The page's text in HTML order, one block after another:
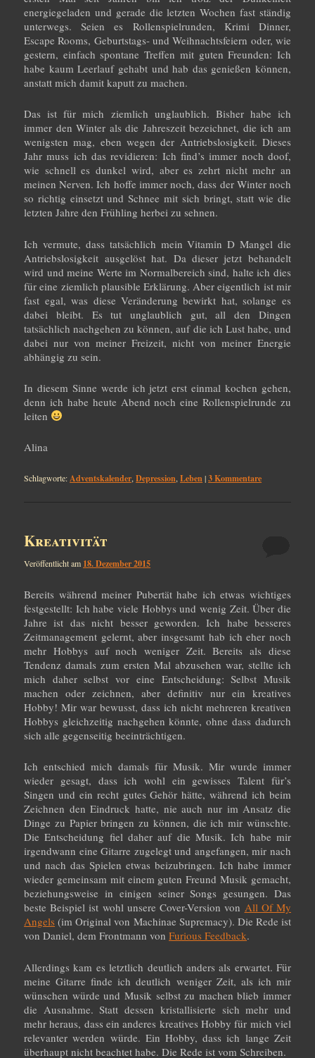
energiegeladen und gerade die letzten Wochen fast ständig
unterwegs. Seien es Rollenspielrunden, Krimi Dinner,
Escape Rooms, Geburtstags- und Weihnachtsfeiern oder, wie
gestern, einfach spontane Treffen mit guten Freunden: Ich
habe kaum Leerlauf gehabt und hab das genießen können,
anstatt mich damit kaputt zu machen.
Das ist für mich ziemlich unglaublich. Bisher habe ich
immer den Winter als die Jahreszeit bezeichnet, die ich am
wenigsten mag, eben wegen der Antriebslosigkeit. Dieses
Jahr muss ich das revidieren: Ich find’s immer noch doof,
wie schnell es dunkel wird, aber es zehrt nicht mehr an
meinen Nerven. Ich hoffe immer noch, dass der Winter noch
so richtig einsetzt und Schnee mit sich bringt, statt wie die
letzten Jahre den Frühling herbei zu sehnen.
Ich vermute, dass tatsächlich mein Vitamin D Mangel die
Antriebslosigkeit ausgelöst hat. Da dieser jetzt behandelt
wird und meine Werte im Normalbereich sind, halte ich dies
für eine ziemlich plausible Erklärung. Aber eigentlich ist mir
fast egal, was diese Veränderung bewirkt hat, solange es
dabei bleibt. Es tut unglaublich gut, all den Dingen
tatsächlich nachgehen zu können, auf die ich Lust habe, und
dabei nur von meiner Freizeit, nicht von meiner Energie
abhängig zu sein.
In diesem Sinne werde ich jetzt erst einmal kochen gehen,
denn ich habe heute Abend noch eine Rollenspielrunde zu
leiten
Alina
Schlagworte:Adventskalender,Depression,Leben|3Kommentare
Kreativität
Veröffentlicht am 18. Dezember 2015
Bereits während meiner Pubertät habe ich etwas wichtiges
festgestellt: Ich habe viele Hobbys und wenig Zeit. Über die
Jahre ist das nicht besser geworden. Ich habe besseres
Zeitmanagement gelernt, aber insgesamt hab ich eher noch
mehr Hobbys auf noch weniger Zeit. Bereits als diese
Tendenz damals zum ersten Mal abzusehen war, stellte ich
mich daher selbst vor eine Entscheidung: Selbst Musik
machen oder zeichnen, aber definitiv nur ein kreatives
Hobby! Mir war bewusst, dass ich nicht mehreren kreativen
Hobbys gleichzeitig nachgehen könnte, ohne dass dadurch
sich alle gegenseitig beeinträchtigen.
Ich entschied mich damals für Musik. Mir wurde immer
wieder gesagt, dass ich wohl ein gewisses Talent für’s
Singen und ein recht gutes Gehör hätte, während ich beim
Zeichnen den Eindruck hatte, nie auch nur im Ansatz die
Dinge zu Papier bringen zu können, die ich mir wünschte.
Die Entscheidung fiel daher auf die Musik. Ich habe mir
irgendwann eine Gitarre zugelegt und angefangen, mir nach
und nach das Spielen etwas beizubringen. Ich habe immer
wieder gemeinsam mit einem guten Freund Musik gemacht,
beziehungsweise in einigen seiner Songs gesungen. Das
beste Beispiel ist wohl unsere Cover-Version von All Of My
Angels (im Original von Machinae Supremacy). Die Rede ist
von Daniel, dem Frontmann vonFurious Feedback.
Allerdings kam es letztlich deutlich anders als erwartet. Für
meine Gitarre finde ich deutlich weniger Zeit, als ich mir
wünschen würde und Musik selbst zu machen blieb immer
die Ausnahme. Statt dessen kristallisierte sich mehr und
mehr heraus, dass ein anderes kreatives Hobby für mich viel
relevanter werden würde. Ein Hobby, dass ich lange Zeit
überhaupt nicht beachtet habe. Die Rede ist vom Schreiben.